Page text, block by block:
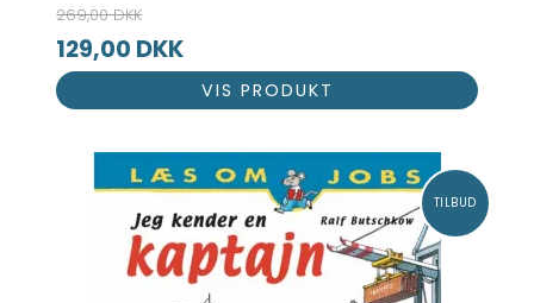
269,00 DKK
129,00 DKK
VIS PRODUKT
TILBUD